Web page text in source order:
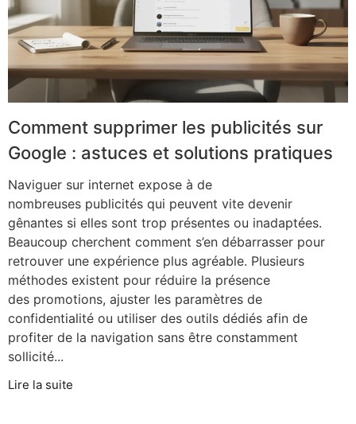
Comment supprimer les publicités sur
Google : astuces et solutions pratiques
Naviguer sur internet expose à de
nombreuses publicités qui peuvent vite devenir
gênantes si elles sont trop présentes ou inadaptées.
Beaucoup cherchent comment s’en débarrasser pour
retrouver une expérience plus agréable. Plusieurs
méthodes existent pour réduire la présence
des promotions, ajuster les paramètres de
confidentialité ou utiliser des outils dédiés afin de
profiter de la navigation sans être constamment
sollicité...
Lire la suite